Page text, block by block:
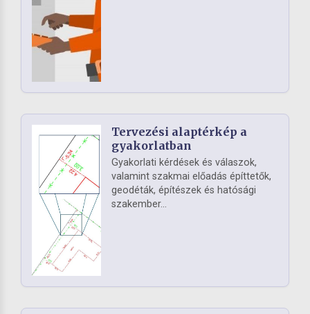
Tervezési alaptérkép a
gyakorlatban
Gyakorlati kérdések és válaszok,
valamint szakmai előadás építtetők,
geodéták, építészek és hatósági
szakember...